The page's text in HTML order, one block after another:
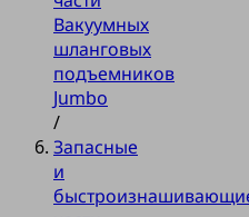
Вакуумных
шланговых
подъемников
Jumbo
/
Запасные
и